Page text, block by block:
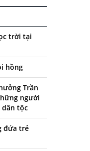
trời tại
hồng
Trần
người
dân tộc
đứa trẻ